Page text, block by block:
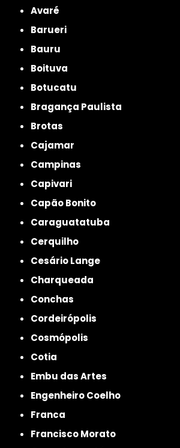
Avaré
Barueri
Bauru
Boituva
Botucatu
Bragança Paulista
Brotas
Cajamar
Campinas
Capivari
Capão Bonito
Caraguatatuba
Cerquilho
Cesário Lange
Charqueada
Conchas
Cordeirópolis
Cosmópolis
Cotia
Embu das Artes
Engenheiro Coelho
Franca
Francisco Morato